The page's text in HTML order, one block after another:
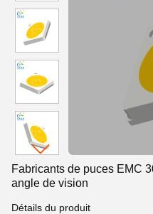
Fabricants de puces EMC
angle de vision
Détails du produit